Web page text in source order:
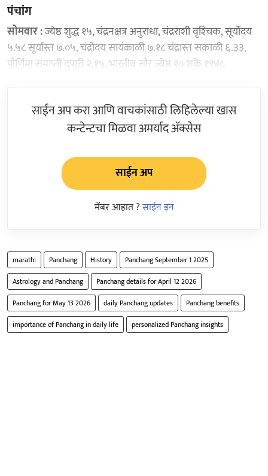
पंचांग
सोमवार :ज्येष्ठ शुद्ध १५, चंद्रनक्षत्र अनुराधा, चंद्रराशी वृश्‍चिक, सूर्योदय
५.५८ सूर्यास्त ७.०५, चंद्रोदय सायंकाळी ७.१८ चंद्रास्त सकाळी ६.३३,
पौर्णिमा समाप्ती दुपारी २.१५, भारतीय सौर ज्येष्ठ १० शके १९४८.
साईन अप करा आणि वाचकांसाठी लिहिलेल्या खास
कन्टेन्टचा मिळवा अमर्याद ॲक्सेस
साईन अप
मेंबर आहात ?साईन इन
marathi Panchang History
Panchang September 1 2025
Astrology and Panchang
Panchang details for April 12 2026
Panchang for May 13 2026
daily Panchang updates
Panchang benefits
importance of Panchang in daily life
personalized Panchang insights